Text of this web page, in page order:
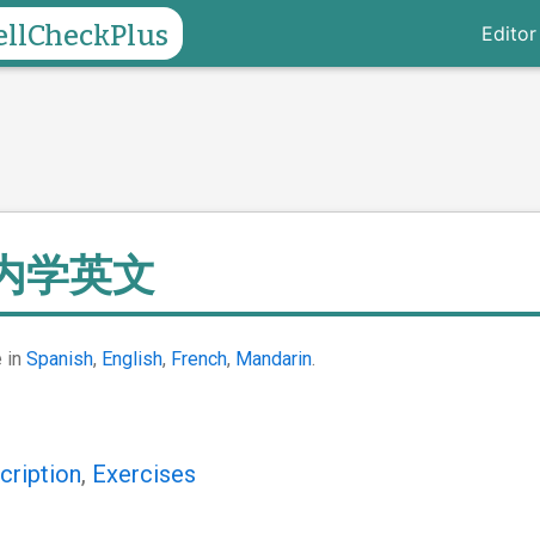
Editor
学英文
in Spanish, English, French, Mandarin.
, Exercises